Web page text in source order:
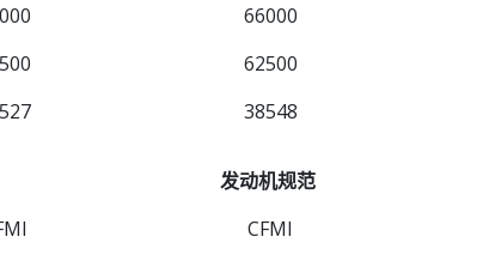
66000
62500
38548
发动机规范
CFMI